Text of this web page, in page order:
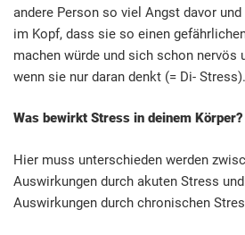
andere Person so viel Angst davor
im Kopf, dass sie so einen
machen würde und sich schon nervös
wenn sie nur daran denkt (= Di- Stress).
Was bewirkt Stress in deinem Körper?
Hier muss unterschieden werden
Auswirkungen durch akuten Stress
Auswirkungen durch chronischen